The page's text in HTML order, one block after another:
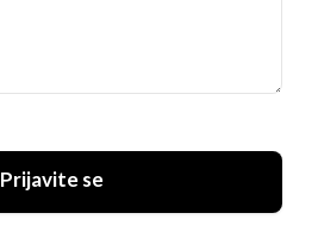
Prijavite se